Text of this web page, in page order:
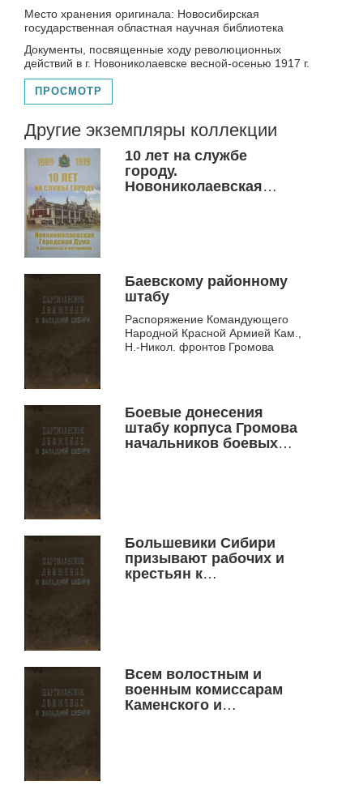
Место хранения оригинала: Новосибирская
государственная областная научная библиотека
Документы, посвященные ходу революционных
действий в г. Новониколаевске весной-осенью 1917 г.
ПРОСМОТР
Другие экземпляры коллекции
10 лет на службе
городу.
Новониколаевская
Баевскому районному
штабу
Распоряжение Командующего
Народной Красной Армией Кам.,
Н.-Никол. фронтов Громова
Боевые донесения
штабу корпуса Громова
начальников боевых
Большевики Сибири
призывают рабочих и
крестьян к
Всем волостным и
военным комиссарам
Каменского и